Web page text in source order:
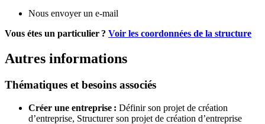
Nous envoyer un e-mail
Vous étes un particulier ? Voir les coordonnées de la structure
Autres informations
Thématiques et besoins associés
Créer une entreprise : Définir son projet de création
d’entreprise, Structurer son projet de création d’entreprise